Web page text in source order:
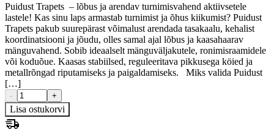
Puidust Trapets – lõbus ja arendav turnimisvahend aktiivsetele
lastele! Kas sinu laps armastab turnimist ja õhus kiikumist? Puidust
Trapets pakub suurepärast võimalust arendada tasakaalu, kehalist
koordinatsiooni ja jõudu, olles samal ajal lõbus ja kaasahaarav
mänguvahend. Sobib ideaalselt mänguväljakutele, ronimisraamidele
või koduõue. Kaasas stabiilsed, reguleeritava pikkusega köied ja
metallrõngad riputamiseks ja paigaldamiseks. Miks valida Puidust
[…]
- +
Lisa ostukorvi